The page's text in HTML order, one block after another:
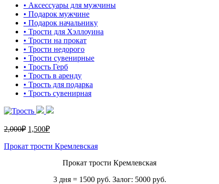
• Аксессуары для мужчины
• Подарок мужчине
• Подарок начальнику
• Трости для Хэллоуина
• Трости на прокат
• Трости недорого
• Трости сувенирные
• Трость Герб
• Трость в аренду
• Трость для подарка
• Трость сувенирная
2,000₽ 1,500₽
Прокат трости Кремлевская
Прокат трости Кремлевская
3 дня = 1500 руб. Залог: 5000 руб.